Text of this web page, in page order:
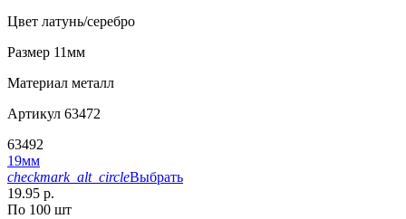
Цвет латунь/серебро
Размер 11мм
Материал металл
Артикул 63472
63492
19мм
checkmark_alt_circleВыбрать
19.95 р.
По 100 шт